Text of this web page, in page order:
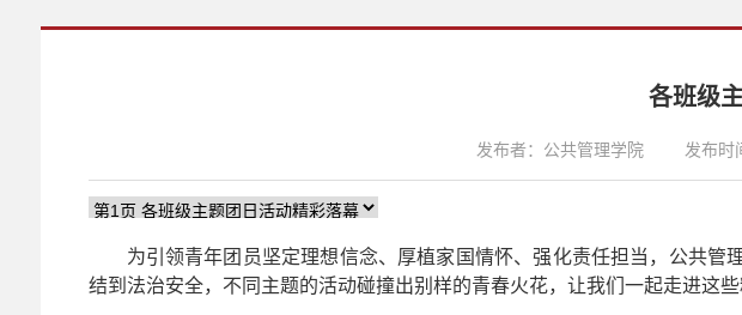
各班级
发布者：公共管理学院 发布时
为引领青年团员坚定理想信念、厚植家国情怀、强化责任担当，公共
结到法治安全，不同主题的活动碰撞出别样的青春火花，让我们一起走进这